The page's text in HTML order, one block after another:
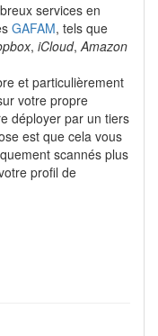
services en
GAFAM, tels que
, iCloud,Amazon
et particulièrement
votre propre
déployer par un tiers
est que cela vous
scannés plus
profil de